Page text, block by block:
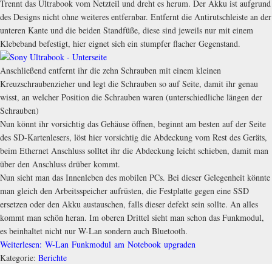
Trennt das Ultrabook vom Netzteil und dreht es herum. Der Akku ist aufgrund
des Designs nicht ohne weiteres entfernbar. Entfernt die Antirutschleiste an der
unteren Kante und die beiden Standfüße, diese sind jeweils nur mit einem
Klebeband befestigt, hier eignet sich ein stumpfer flacher Gegenstand.
Anschließend entfernt ihr die zehn Schrauben mit einem kleinen
Kreuzschraubenzieher und legt die Schrauben so auf Seite, damit ihr genau
wisst, an welcher Position die Schrauben waren (unterschiedliche längen der
Schrauben)
Nun könnt ihr vorsichtig das Gehäuse öffnen, beginnt am besten auf der Seite
des SD-Kartenlesers, löst hier vorsichtig die Abdeckung vom Rest des Geräts,
beim Ethernet Anschluss solltet ihr die Abdeckung leicht schieben, damit man
über den Anschluss drüber kommt.
Nun sieht man das Innenleben des mobilen PCs. Bei dieser Gelegenheit könnte
man gleich den Arbeitsspeicher aufrüsten, die Festplatte gegen eine SSD
ersetzen oder den Akku austauschen, falls dieser defekt sein sollte. An alles
kommt man schön heran. Im oberen Drittel sieht man schon das Funkmodul,
es beinhaltet nicht nur W-Lan sondern auch Bluetooth.
Weiterlesen: W-Lan Funkmodul am Notebook upgraden
Kategorie: Berichte